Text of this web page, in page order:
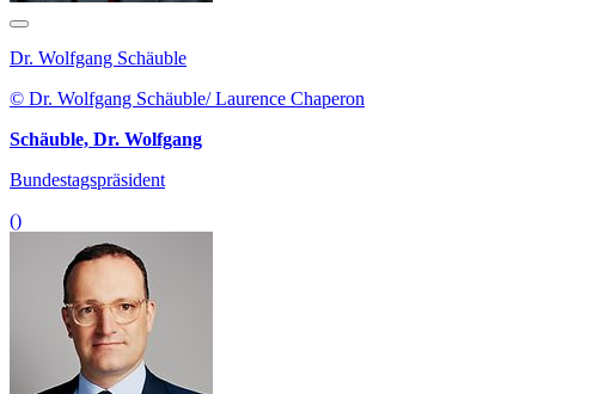
Dr. Wolfgang Schäuble
© Dr. Wolfgang Schäuble/ Laurence Chaperon
Schäuble, Dr. Wolfgang
Bundestagspräsident
()